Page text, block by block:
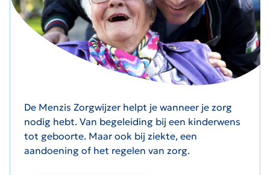
De Menzis Zorgwijzer helpt je wanneer je zorg
nodig hebt. Van begeleiding bij een kinderwens
tot geboorte. Maar ook bij ziekte, een
aandoening of het regelen van zorg.